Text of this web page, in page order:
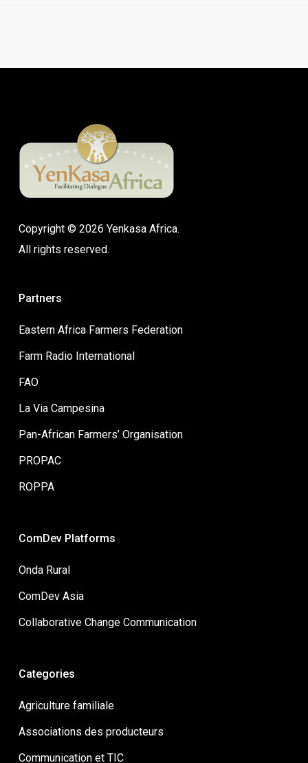
Copyright © 2026 Yenkasa Africa.
All rights reserved.
Partners
Eastern Africa Farmers Federation
Farm Radio International
FAO
La Via Campesina
Pan-African Farmers’ Organisation
PROPAC
ROPPA
ComDev Platforms
Onda Rural
ComDev Asia
Collaborative Change Communication
Categories
Agriculture familiale
Associations des producteurs
Communication et TIC